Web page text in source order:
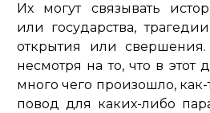
Их могут связывать
или государства,
открытия или
несмотря на то, что в этот
много чего произошло,
повод для каких-либо